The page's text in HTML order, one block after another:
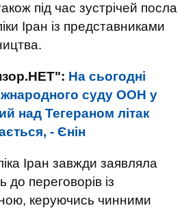
під час зустрічей посла
Іран із представниками
На сьогодні
суду ООН у
над Тегераном літак
- Єнін
Іран завжди заявляла
до переговорів із
керуючись чинними